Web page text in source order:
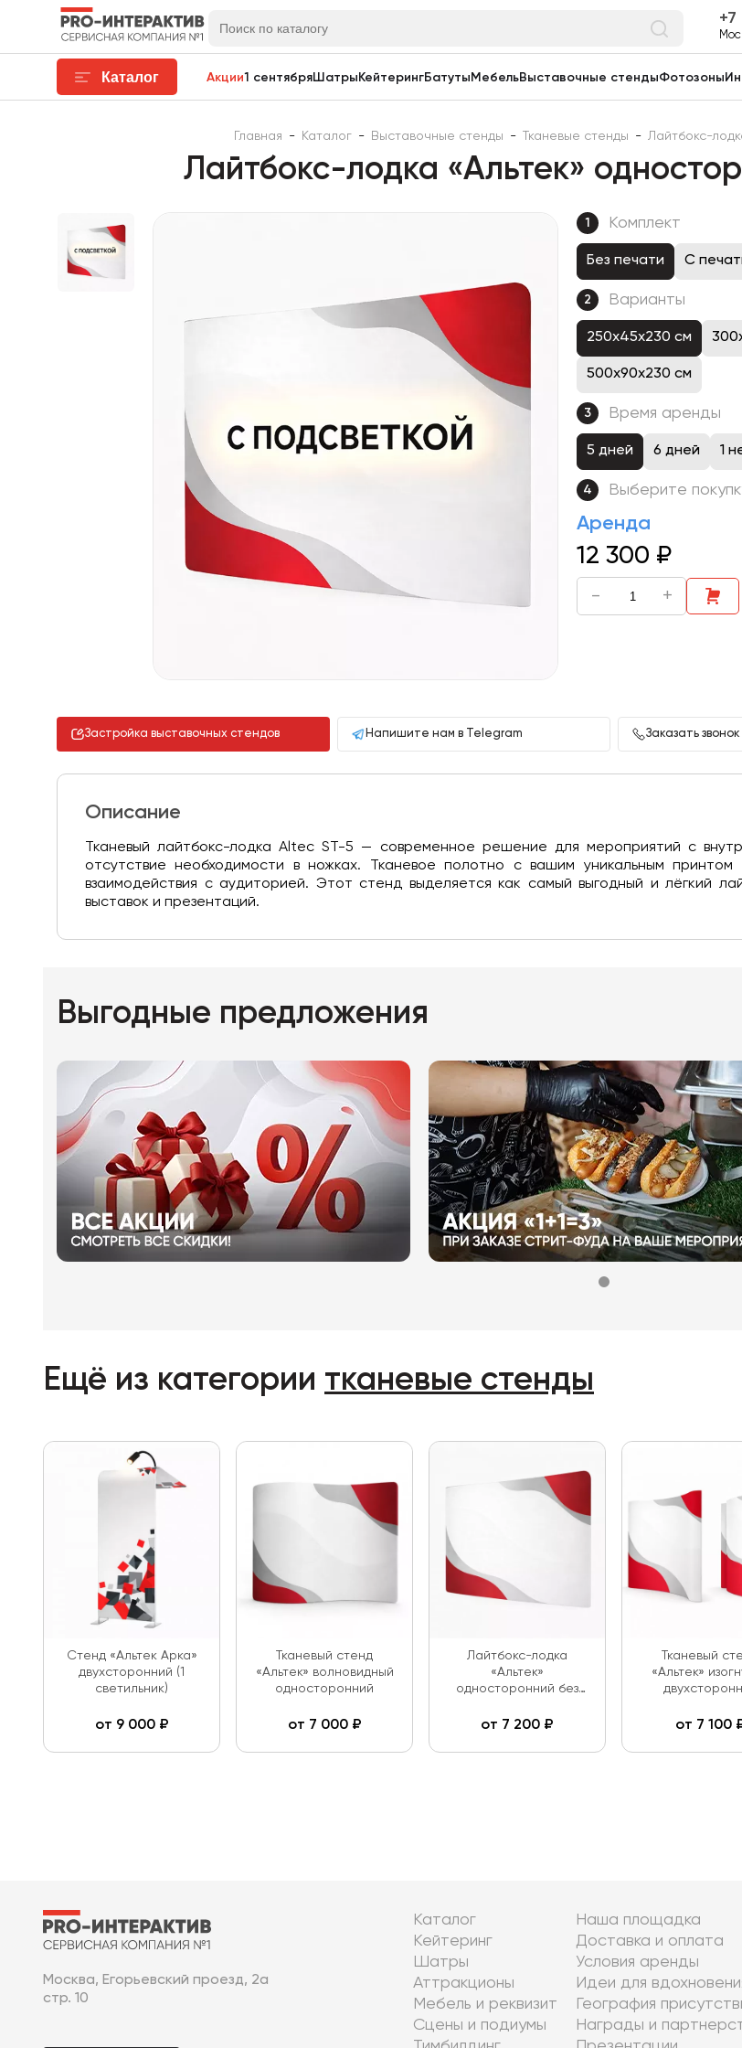
7
Каталог Акции1 сентябряШатры КейтерингБатуты МебельВыставочные стендыФотозоны
Главная - Каталог - Выставочные стенды - Тканевые стенды - Лайтбокс-
Лайтбокс-лодка «Альтек»
1 Комплект
Без печати С
2 Варианты
250x45x230 см
500x90x230 см
3 Время аренды
5 дней 6 дней 1
4 Выберите
Аренда
12 300 ₽
- +
Застройка выставочных стендов Напишите нам в Telegram Заказать звонок
Описание
Тканевый лайтбокс-лодка Altec ST-5 — современное решение для мероприятий с
отсутствие необходимости в ножках. Тканевое полотно с вашим уникальным
взаимодействия с аудиторией. Этот стенд выделяется как самый выгодный и лёгкий
выставок и презентаций.
Выгодные предложения
Ещё из категории тканевые стенды
Стенд «Альтек Арка»
двухсторонний (1
светильник)
от 9 000₽
Тканевый стенд
«Альтек» волновидный
односторонний
от 7 000₽
Лайтбокс-лодка
«Альтек»
односторонний без
от 7 200 ₽
Тканевый
«Альтек»
от 7 100
Москва, Егорьевский проезд, 2а
стр. 10
Каталог
Кейтеринг
Шатры
Аттракционы
Мебель и реквизит
Сцены и подиумы
Наша площадка
Доставка и оплата
Условия аренды
Идеи для
География
Награды и